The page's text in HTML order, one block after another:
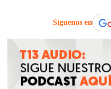
Síguenos en